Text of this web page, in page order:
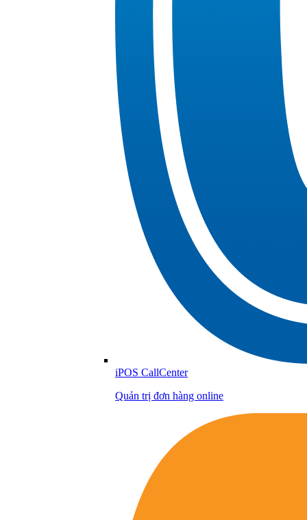
iPOS CallCenter
Quản trị đơn hàng online